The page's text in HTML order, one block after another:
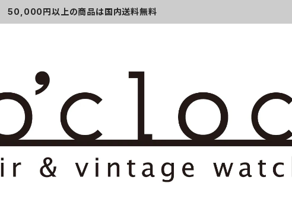
50,000円以上の商品は国内送料無料